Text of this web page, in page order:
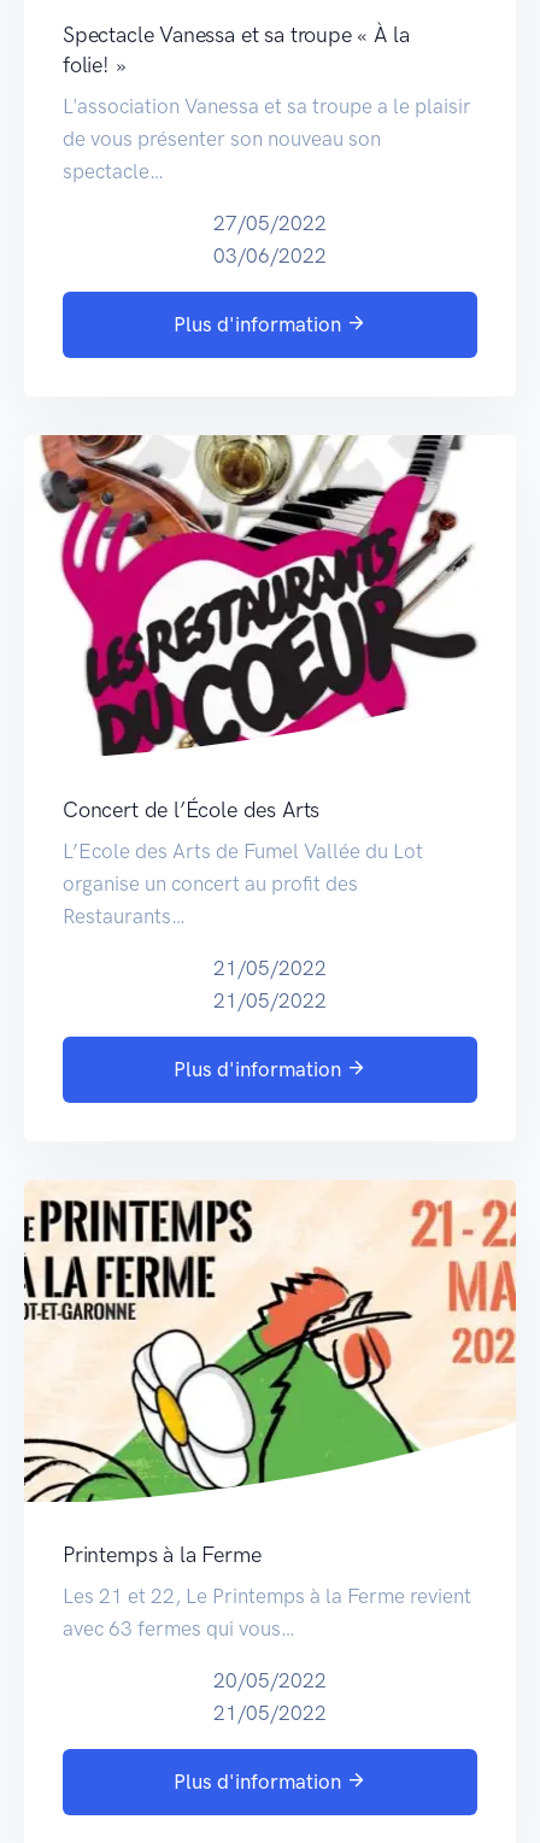
Spectacle Vanessa et sa troupe « À la
folie! »
L'association Vanessa et sa troupe a le plaisir
de vous présenter son nouveau son
spectacle…
27/05/2022
03/06/2022
Plus d'information
Concert de l’École des Arts
L’Ecole des Arts de Fumel Vallée du Lot
organise un concert au profit des
Restaurants…
21/05/2022
21/05/2022
Plus d'information
Printemps à la Ferme
Les 21 et 22, Le Printemps à la Ferme revient
avec 63 fermes qui vous…
20/05/2022
21/05/2022
Plus d'information